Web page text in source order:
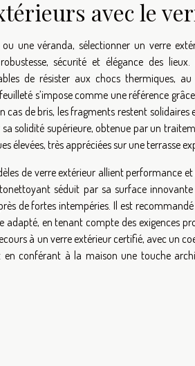
avec le
une véranda, sélectionner un verre
sécurité et élégance des lieux.
de résister aux chocs thermiques,
s’impose comme une référence
de bris, les fragments restent solidaires
solidité supérieure, obtenue par un
élevées, très appréciées sur une terrasse
de verre extérieur allient performance
séduit par sa surface innovante
de fortes intempéries. Il est recommandé
en tenant compte des exigences
à un verre extérieur certifié, avec un
en conférant à la maison une touche